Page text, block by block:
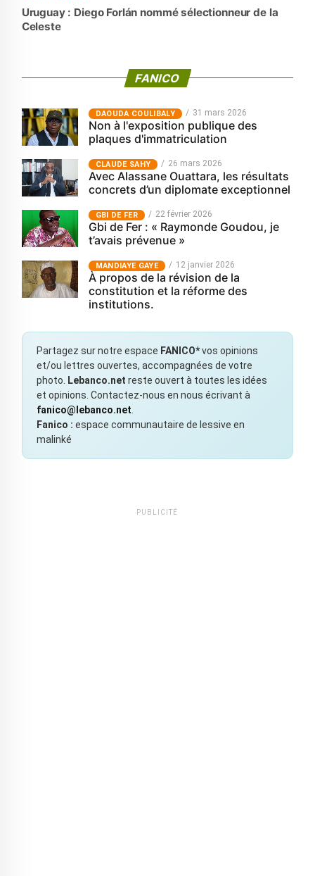
Uruguay : Diego Forlán nommé sélectionneur de la
Celeste
FANICO
‎DAOUDA COULIBALY 31 mars 2026
Non à l'exposition publique des
plaques d'immatriculation
CLAUDE SAHY 26 mars 2026
Avec Alassane Ouattara, les résultats
concrets d’un diplomate exceptionnel
GBI DE FER 22 février 2026
Gbi de Fer : « Raymonde Goudou, je
t’avais prévenue »
MANDIAYE GAYE 12 janvier 2026
À propos de la révision de la
constitution et la réforme des
institutions.
Partagez sur notre espace FANICO*vos opinions
et/ou lettres ouvertes, accompagnées de votre
photo.
Lebanco.net reste ouvert à toutes les idées
et opinions. Contactez-nous en nous écrivant à
fanico@lebanco.net
Fanico : espace communautaire de lessive en
malinké
PUBLICITÉ